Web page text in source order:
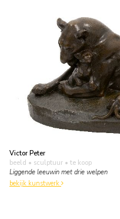
Victor Peter
beeld • sculptuur • te koop
Liggende leeuwin met drie welpen
bekijk kunstwerk